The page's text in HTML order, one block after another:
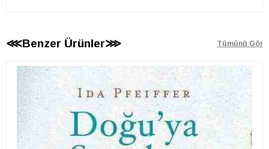
⋘Benzer Ürünler⋙ Tümünü Gör